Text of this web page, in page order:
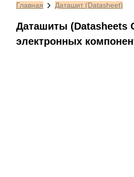
Главная Даташит (Datasheet)
Даташиты (Datasheets
электронных